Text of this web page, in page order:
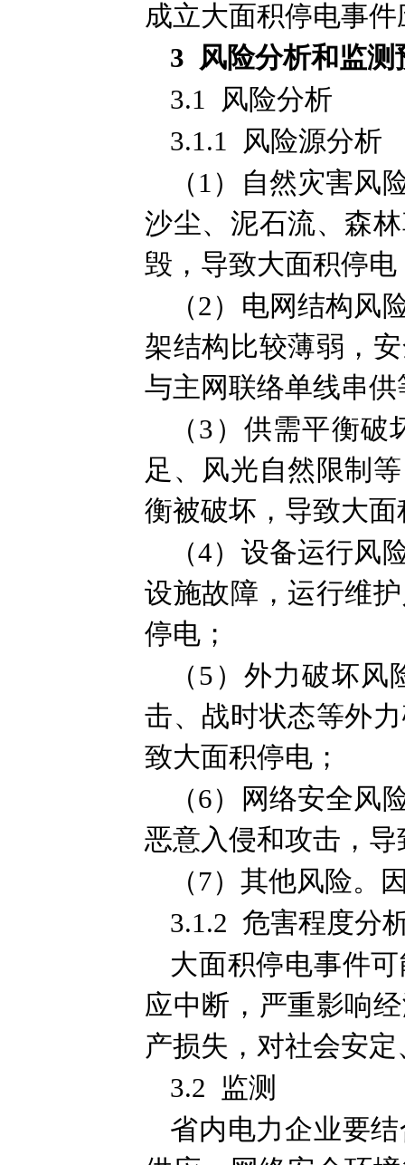
成立大面积停电事
3 风险分析和监测
3.1 风险分析
3.1.1 风险源分析
（1）自然灾害风
沙尘、泥石流、森
毁，导致大面积停电
（2）电网结构风
架结构比较薄弱，
与主网联络单线串
（3）供需平衡
足、风光自然限制
衡被破坏，导致大面
（4）设备运行风
设施故障，运行维
停电；
（5）外力破坏
击、战时状态等外
致大面积停电；
（6）网络安全风
恶意入侵和攻击，
（7）其他风险。
3.1.2 危害程度分
大面积停电事件
应中断，严重影响
产损失，对社会安
3.2 监测
省内电力企业要